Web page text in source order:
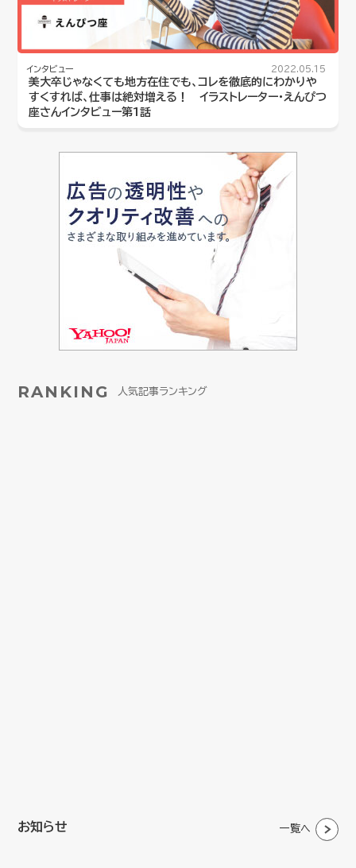
インタビュー 2022.05.15
美大卒じゃなくても地方在住でも、コレを徹底的にわかりや
すくすれば、仕事は絶対増える！ イラストレーター・えんぴつ
座さんインタビュー第1話
RANKING 人気記事ランキング
お知らせ 一覧へ